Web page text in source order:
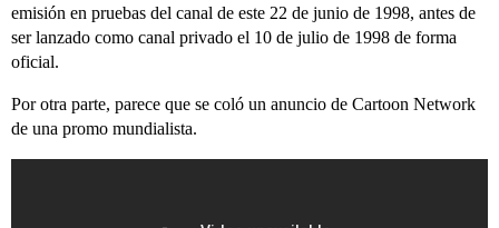
emisión en pruebas del canal de este 22 de junio de 1998, antes de
ser lanzado como canal privado el 10 de julio de 1998 de forma
oficial.
Por otra parte, parece que se coló un anuncio de Cartoon Network
de una promo mundialista.